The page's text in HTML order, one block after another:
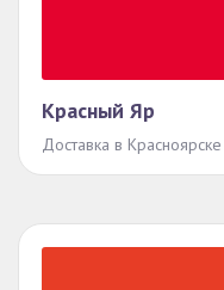
Красный Яр
Доставка в Красноярске